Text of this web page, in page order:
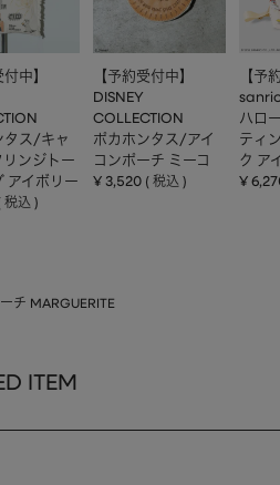
付中】
タス/キャ
リンジトー
アイボリー
税込
【予約受付中】
DISNEY
COLLECTION
ポカホンタス/アイ
コンポーチ ミーコ
¥ 3,520 税込
【予
ハロ
ティ
ク ア
¥
チ MARGUERITE
ITEM